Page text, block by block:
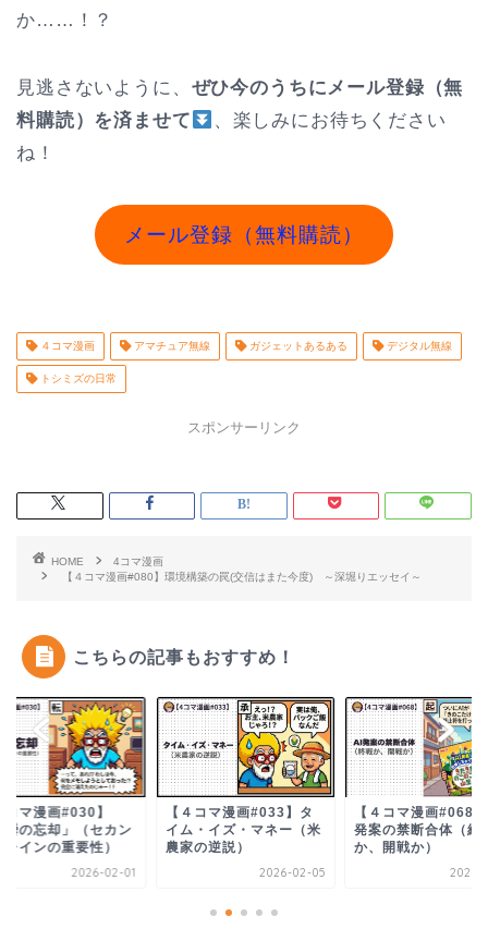
か……！？
見逃さないように、 ぜひ今のうちにメール登録（無
料購読）を済ませて
、楽しみにお待ちください
ね！
メール登録（無料購読）
４コマ漫画 アマチュア無線 ガジェットあるある デジタル無線
トシミズの日常
スポンサーリンク
HOME
4コマ漫画
【４コマ漫画#080】環境構築の罠(交信はまた今度) ～深堀りエッセイ～
こちらの記事もおすすめ！
コマ漫画#033】タ
・イズ・マネー（米
の逆説）
2026-02-05
【４コマ漫画#068】AI
発案の禁断合体（終戦
か、開戦か）
2026-04-14
【４コマ漫画#103
に管理されるシニア
全最適化のワナ）～
2026-